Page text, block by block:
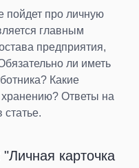
пойдет про личную
главным
предприятия,
ли иметь
Какие
Ответы на
статье.
карточка